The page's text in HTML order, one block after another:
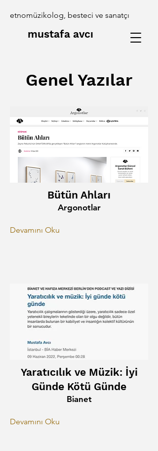
etnomüzikolog, besteci ve sanatçı
mustafa avcı
Genel Yazılar
Bütün Ahları
Argonotlar
Devamını Oku
Yaratıcılık ve Müzik: İyi
Günde Kötü Günde
Bianet
Devamını Oku